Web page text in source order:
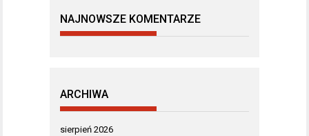
NAJNOWSZE KOMENTARZE
ARCHIWA
sierpień 2026